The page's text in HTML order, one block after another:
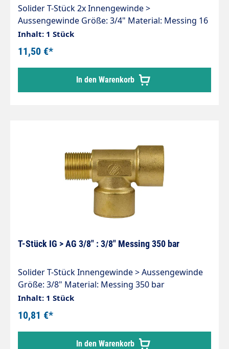
Solider T-Stück 2x Innengewinde >
Aussengewinde Größe: 3/4" Material: Messing 16
bar
Inhalt: 1 Stück
11,50 €*
In den Warenkorb
T-Stück IG > AG 3/8" : 3/8" Messing 350 bar
Solider T-Stück Innengewinde > Aussengewinde
Größe: 3/8" Material: Messing 350 bar
Inhalt: 1 Stück
10,81 €*
In den Warenkorb